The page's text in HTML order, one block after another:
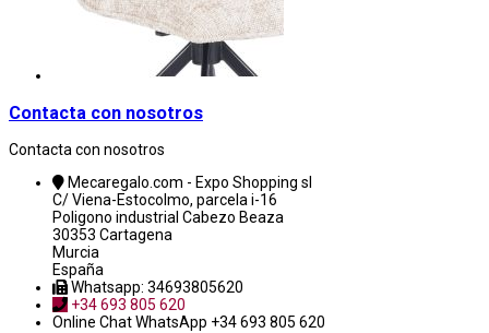
Contacta con nosotros
Contacta con nosotros
Mecaregalo.com - Expo Shopping sl
C/ Viena-Estocolmo, parcela i-16
Poligono industrial Cabezo Beaza
30353 Cartagena
Murcia
España
Whatsapp: 34693805620
+34 693 805 620
Online ChatWhatsApp +34 693 805 620